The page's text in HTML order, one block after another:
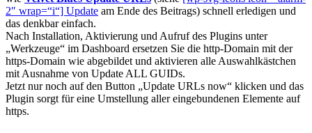
2″ wrap=“i“] Update am Ende des Beitrags) schnell erledigen und
das denkbar einfach.
Nach Installation, Aktivierung und Aufruf des Plugins unter
„Werkzeuge“ im Dashboard ersetzen Sie die http-Domain mit der
https-Domain wie abgebildet und aktivieren alle Auswahlkästchen
mit Ausnahme von Update ALL GUIDs.
Jetzt nur noch auf den Button „Update URLs now“ klicken und das
Plugin sorgt für eine Umstellung aller eingebundenen Elemente auf
https.